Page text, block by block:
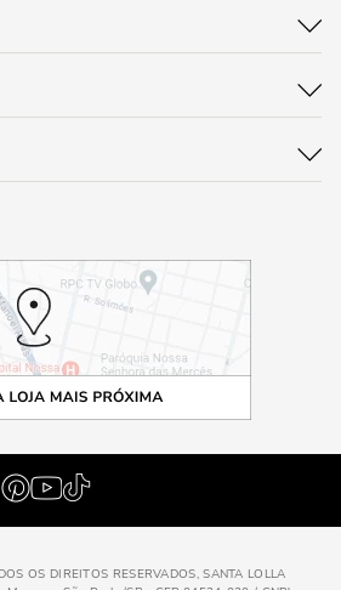
OS DIREITOS RESERVADOS, SANTA LOLLA